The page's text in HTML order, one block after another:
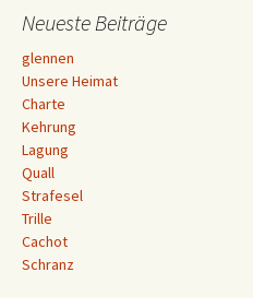
Navigation
Neueste Beiträge
glennen
Unsere Heimat
Charte
Kehrung
Lagung
Quall
Strafesel
Trille
Cachot
Schranz